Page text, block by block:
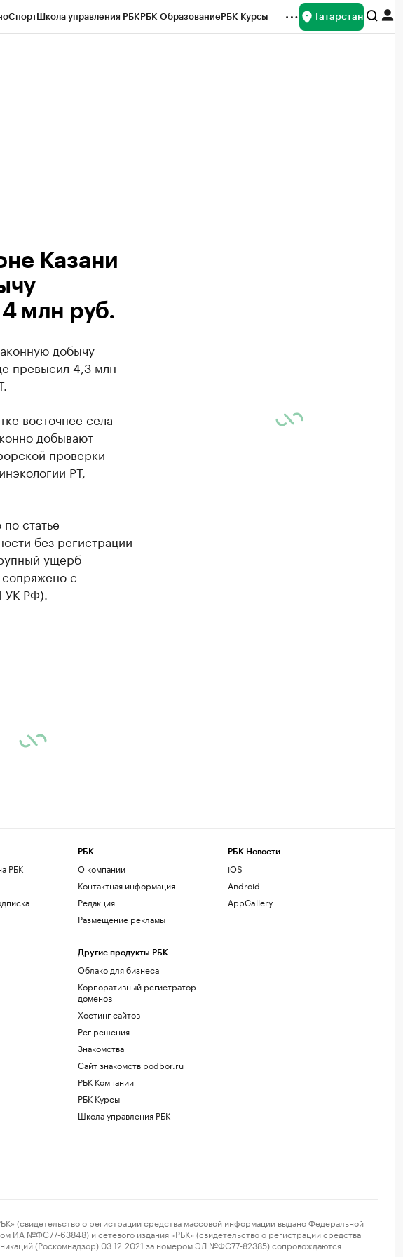
СпортШкола управления РБКРБК ОбразованиеРБК Курсы Татарстан
Казани
млн руб.
добычу
превысил 4,3 млн
восточнее села
добывают
проверки
РТ,
статье
без регистрации
ущерб
сопряжено с
УК РФ).
РБК
РБК
О компании
Контактная информация
Редакция
Размещение рекламы
Другие продукты РБК
Облако для бизнеса
Корпоративный регистратор
доменов
Хостинг сайтов
Рег.решения
Знакомства
Сайт знакомств podbor.ru
РБК Компании
РБК Курсы
Школа управления РБК
РБК Новости
iOS
Android
AppGallery
о регистрации средства массовой информации выдано Федеральной
ИА №ФС77-63848) и сетевого издания «РБК» (свидетельство о регистрации средства
(Роскомнадзор) 03.12.2021 за номером ЭЛ №ФС77-82385) сопровождаются